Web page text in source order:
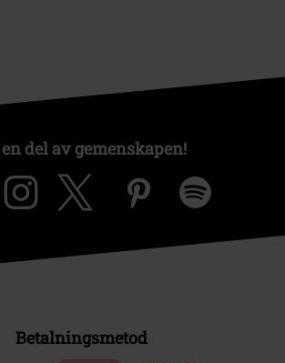
del av gemenskapen!
Betalningsmetod